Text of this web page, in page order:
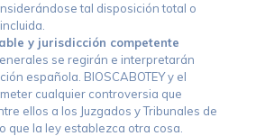
tal disposición total o
y jurisdicción competente
se regirán e interpretarán
española. BIOSCABOTEY y el
cualquier controversia que
ellos a los Juzgados y Tribunales de
que la ley establezca otra cosa.